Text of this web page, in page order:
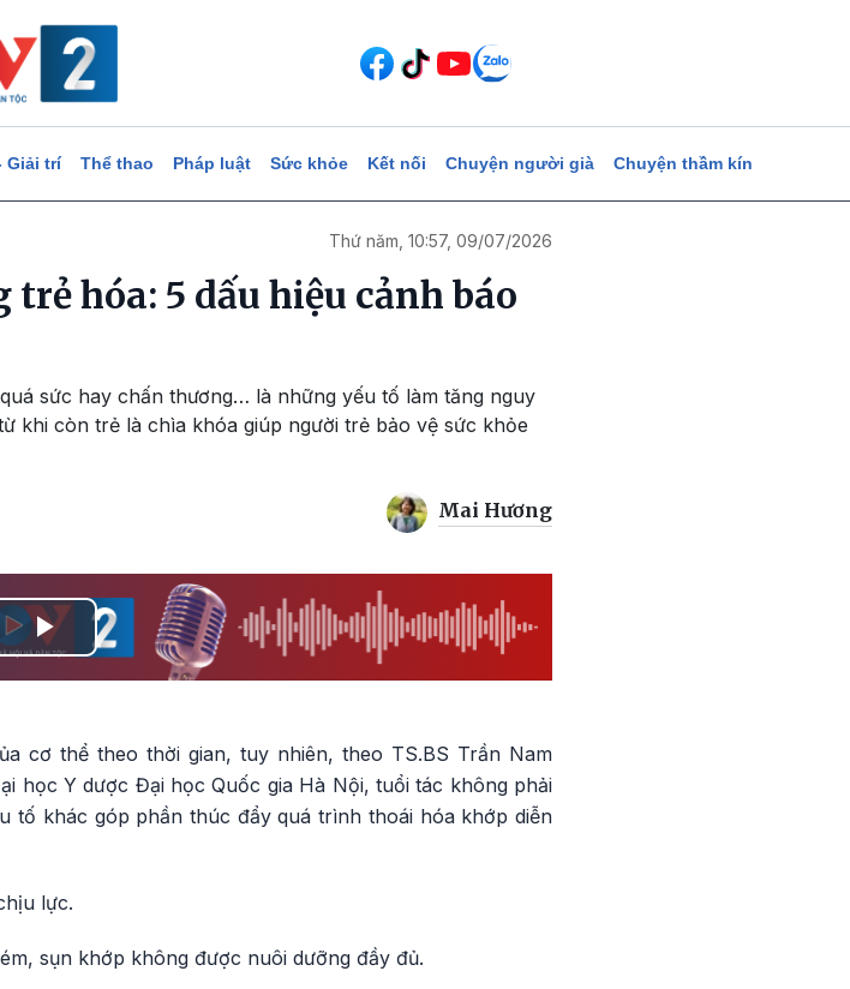
Giải trí Thể thao Pháp luật Sức khỏe Kết nối Chuyện người già Chuyện thầm kín
Thứ năm, 10:57, 09/07/2026
hóa: 5 dấu hiệu cảnh báo
sức hay chấn thương… là những yếu tố làm tăng nguy
khi còn trẻ là chìa khóa giúp người trẻ bảo vệ sức khỏe
Mai Hương
Play
cơ thể theo thời gian, tuy nhiên, theo TS.BS Trần Nam
học Y dược Đại học Quốc gia Hà Nội, tuổi tác không phải
tố khác góp phần thúc đẩy quá trình thoái hóa khớp diễn
lực.
sụn khớp không được nuôi dưỡng đầy đủ.